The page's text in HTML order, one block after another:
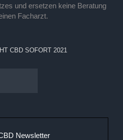
und ersetzen keine Beratung
Facharzt.
CBD SOFORT 2021
Newsletter